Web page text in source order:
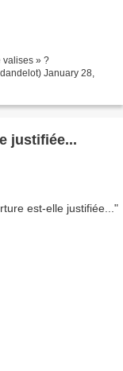
valises » ?
January 28,
elle justifiée...